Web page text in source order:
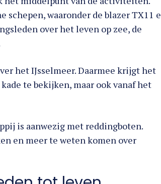
waaronder de blazer TX11 en
over het leven op zee, de
te bekijken, maar ook vanaf het
en meer te weten komen over
tot leven